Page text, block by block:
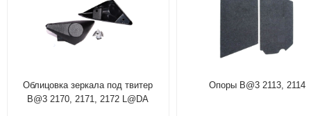
Облицовка зеркала под твитер
B@3 2170, 2171, 2172 L@DA
Опоры B@3 2113, 2114